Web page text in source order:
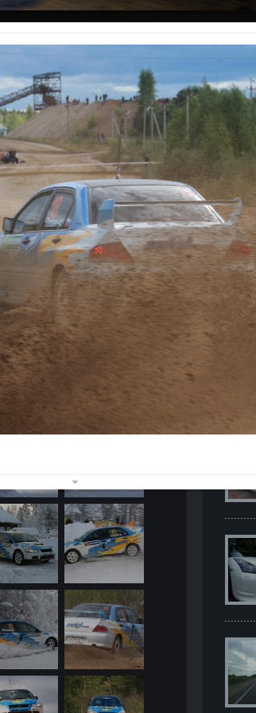
Услуги Распродажа
/ Якимчик